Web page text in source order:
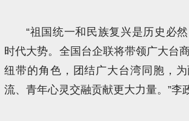
“祖国统一和民族复兴是历史必
时代大势。全国台企联将带领广大台
纽带的角色，团结广大台湾同胞，
流、青年心灵交融贡献更大力量。”李